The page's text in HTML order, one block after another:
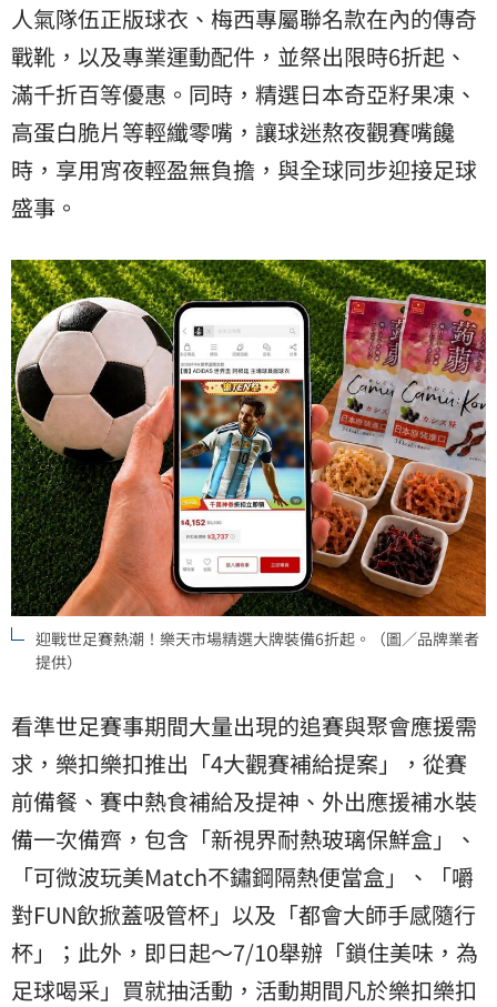
人氣隊伍正版球衣、梅西專屬聯名款在內的傳奇
戰靴，以及專業運動配件，並祭出限時6折起、
滿千折百等優惠。同時，精選日本奇亞籽果凍、
高蛋白脆片等輕纖零嘴，讓球迷熬夜觀賽嘴饞
時，享用宵夜輕盈無負擔，與全球同步迎接足球
盛事。
迎戰世足賽熱潮！樂天市場精選大牌裝備6折起。（圖／品牌業者
提供）
看準世足賽事期間大量出現的追賽與聚會應援需
求，樂扣樂扣推出「4大觀賽補給提案」，從賽
前備餐、賽中熱食補給及提神、外出應援補水裝
備一次備齊，包含「新視界耐熱玻璃保鮮盒」、
「可微波玩美Match不鏽鋼隔熱便當盒」、「嚼
對FUN飲掀蓋吸管杯」以及「都會大師手感隨行
杯」；此外，即日起～7/10舉辦「鎖住美味，為
足球喝采」買就抽活動，活動期間凡於樂扣樂扣